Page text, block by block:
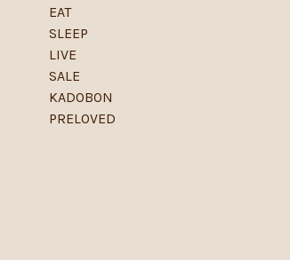
EAT
SLEEP
LIVE
SALE
KADOBON
PRELOVED